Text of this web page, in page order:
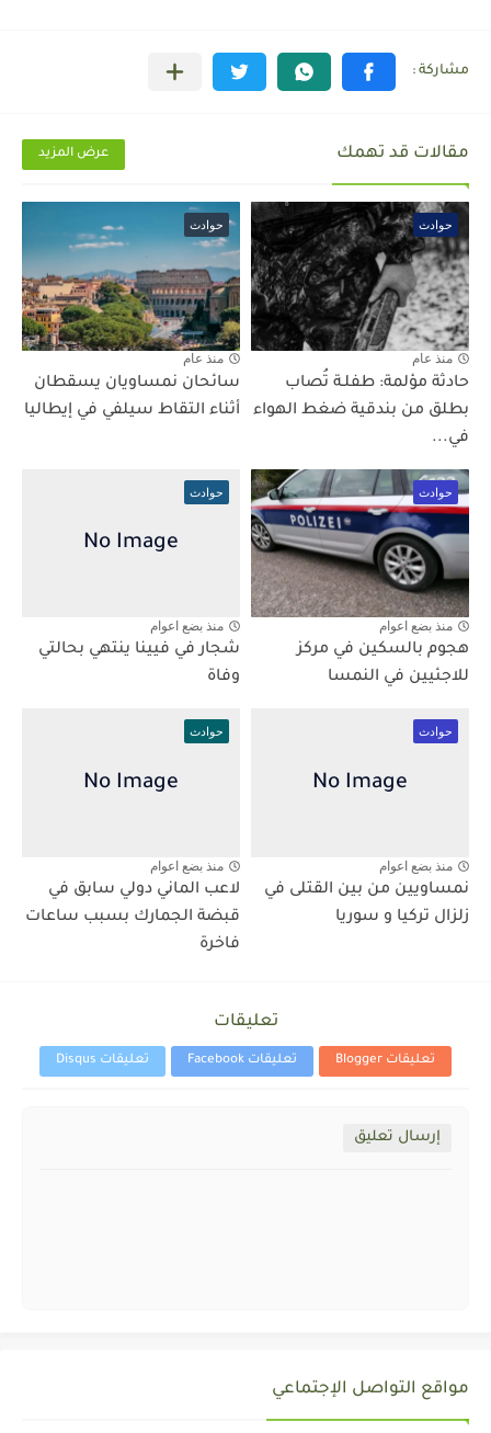
مقالات قد تهمك عرض المزيد
حوادث
منذ عام
حادثة مؤلمة: طفلـة تُصاب
بطلق من بندقية ضغط الهواء
في...
حوادث
منذ عام
سائحان نمساويان يسقطان
أثناء التقاط سيلفي في إيطاليا
حوادث
منذ بضع اعوام
هجوم بالسكين في مركز
للاجئيين في النمسا
حوادث
منذ بضع اعوام
شجار في فيينا ينتهي بحالتي
وفاة
حوادث
منذ بضع اعوام
نمساويين من بين القتلى في
زلزال تركيا و سوريا
حوادث
منذ بضع اعوام
لاعب الماني دولي سابق في
قبضة الجمارك بسبب ساعات
فاخرة
تعليقات
تعليقات Blogger تعليقات Facebook تعليقات Disqus
إرسال تعليق
مواقع التواصل الإجتماعي